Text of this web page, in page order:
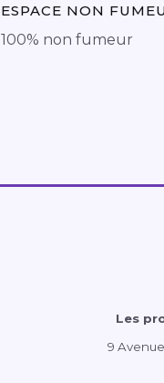
ESPACE NON
100% non fumeur
Les
9